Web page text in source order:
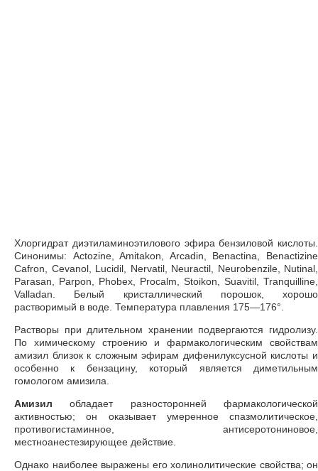
Хлоргидрат диэтиламиноэтилового эфира бензиловой кислоты.
Синонимы: Actozine, Amitakon, Arcadin, Benactina, Benactizine
Cafron, Cevanol, Lucidil, Nervatil, Neuractil, Neurobenzile, Nutinal,
Parasan, Parpon, Phobex, Procalm, Stoikon, Suavitil, Tranquilline,
Valladan. Белый кристаллический порошок, хорошо
растворимый в воде. Температура плавления 175—176°.
Растворы при длительном хранении подвергаются гидролизу.
По химическому строению и фармакологическим свойствам
амизил близок к сложным эфирам дифенилуксусной кислоты и
особенно к бензацину, который является диметильным
гомологом амизила.
Амизил обладает разносторонней фармакологической
активностью; он оказывает умеренное спазмолитическое,
противогистаминное, антисеротониновое,
местноанестезирующее действие.
Однако наиболее выражены его холинолитические свойства; он